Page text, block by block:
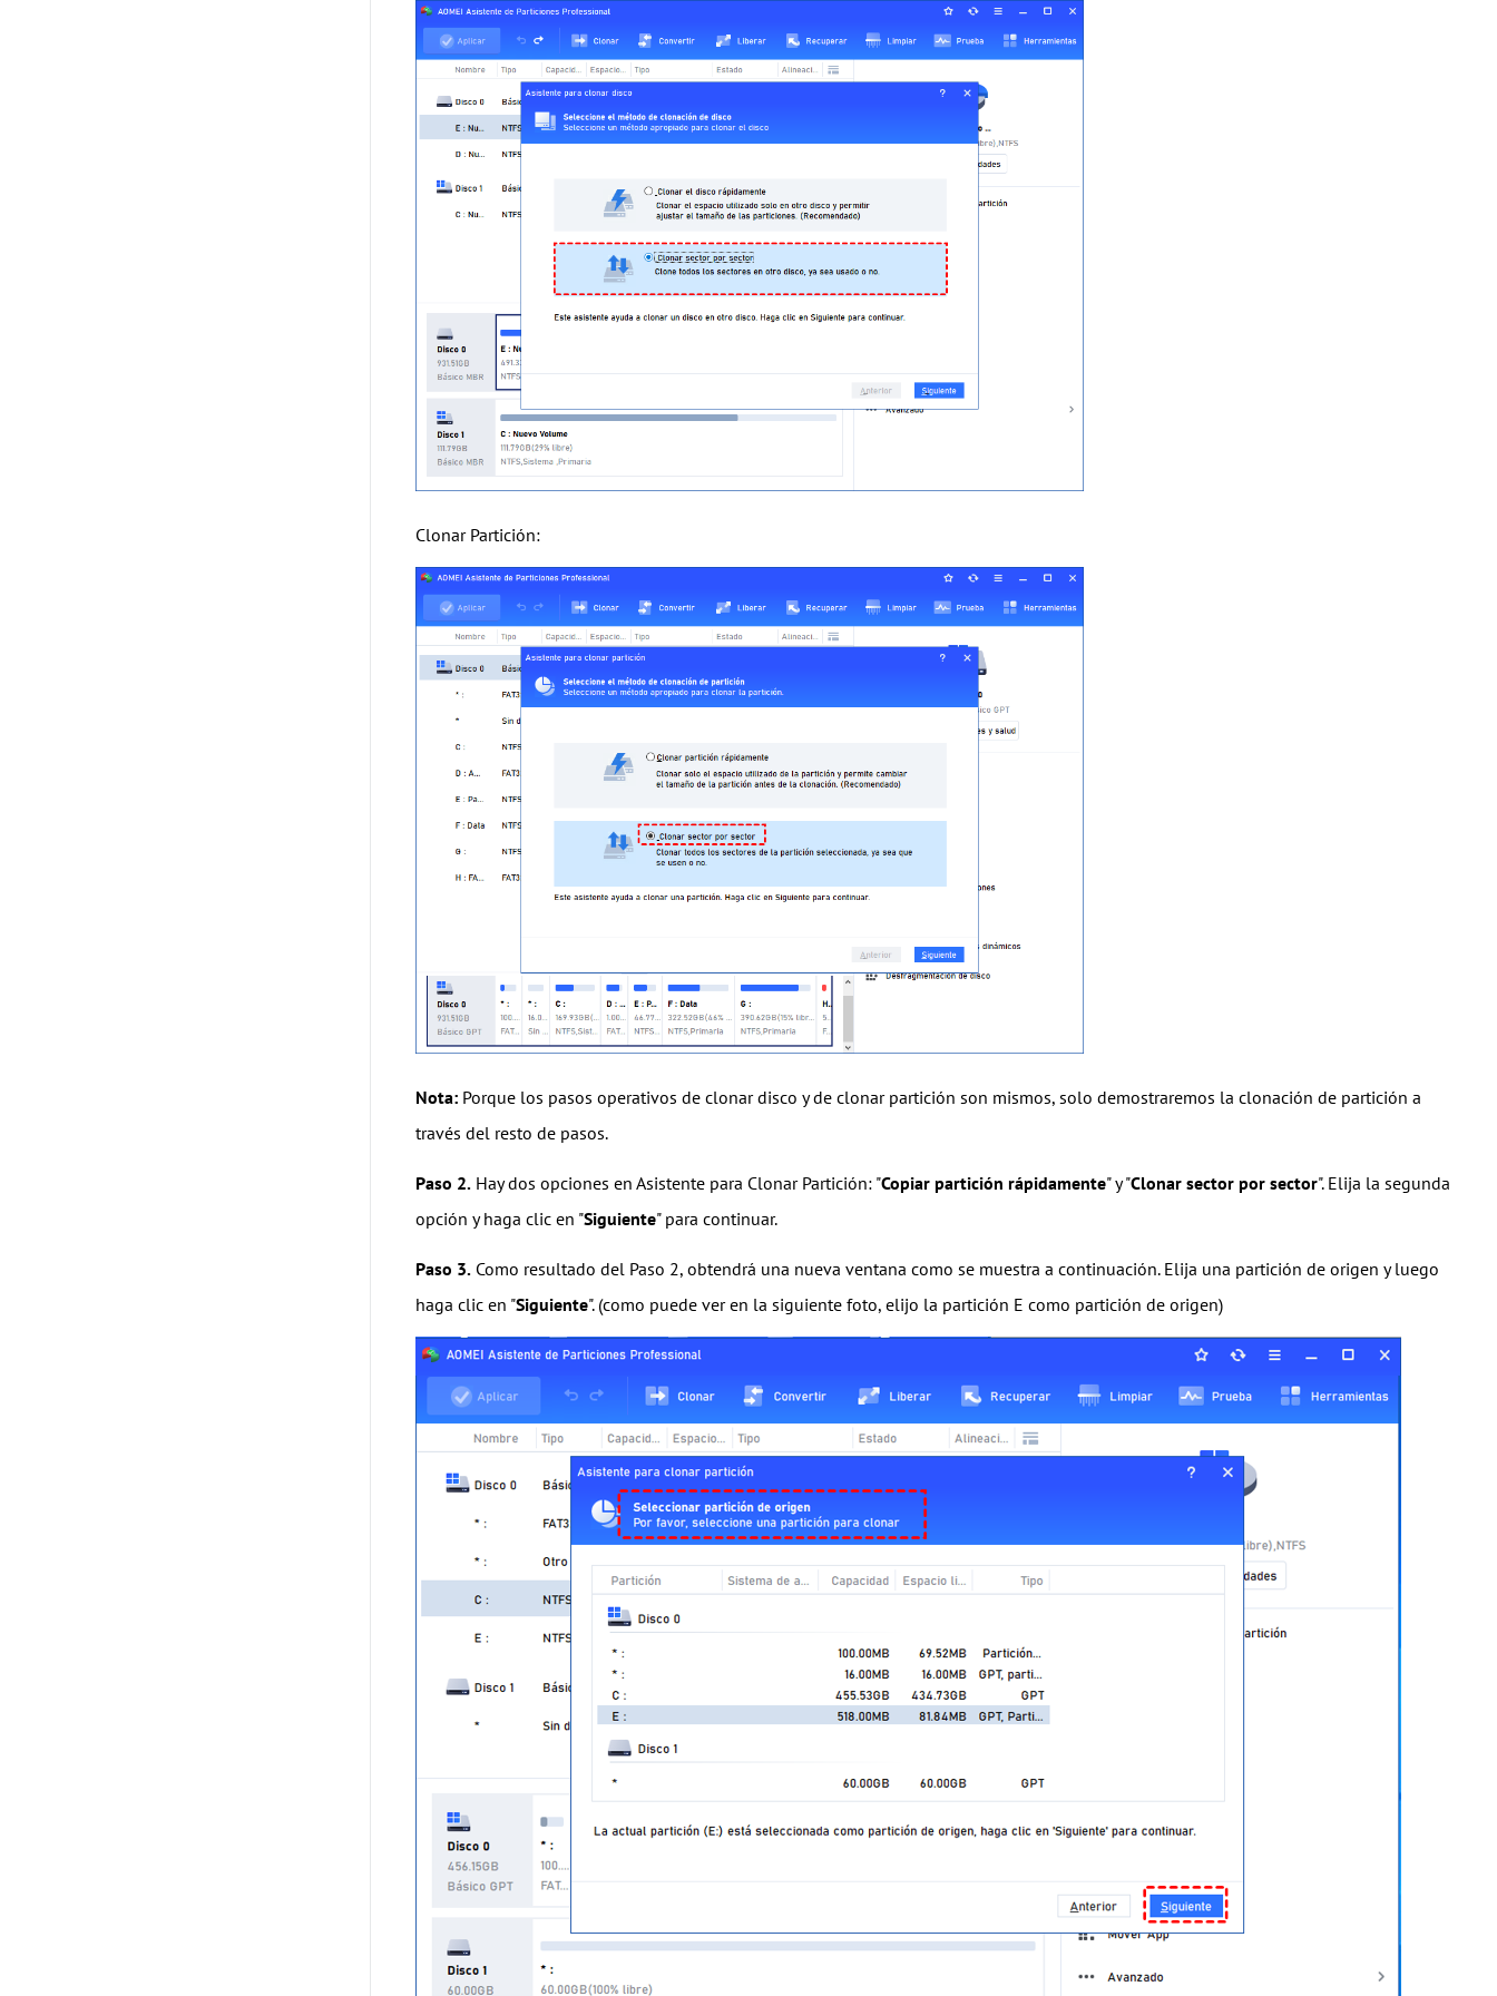
Clonar Partición:
Nota: Porque los pasos operativos de clonar disco y de clonar partición son mismos, solo demostraremos la clonación de partición a
través del resto de pasos.
Paso 2. Hay dos opciones en Asistente para Clonar Partición: "Copiar partición rápidamente" y "Clonar sector por sector". Elija la segunda
opción y haga clic en "Siguiente" para continuar.
Paso 3. Como resultado del Paso 2, obtendrá una nueva ventana como se muestra a continuación. Elija una partición de origen y luego
haga clic en "Siguiente". (como puede ver en la siguiente foto, elijo la partición E como partición de origen)